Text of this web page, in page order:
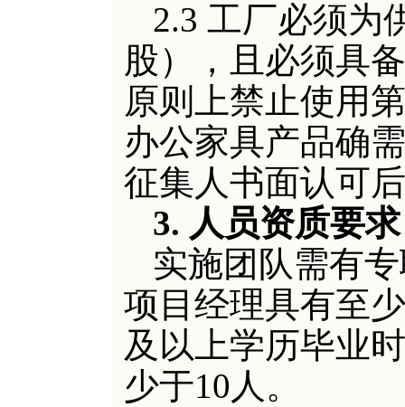
2.3 工厂必须为
股），且必须具
原则上禁止使用
办公家具产品确需
征集人书面认可
3. 人员资质要求
实施团队需有
项目经理具有至少
及以上学历毕业
少于10人。